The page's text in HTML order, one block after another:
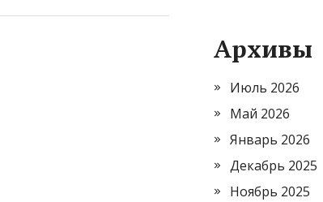
Архивы
Июль 2026
Май 2026
Январь 2026
Декабрь 2025
Ноябрь 2025